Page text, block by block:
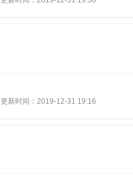
更新时间：2019-12-31 19:16